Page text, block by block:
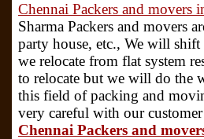
Chennai Packers and movers
Sharma Packers and movers
party house, etc., We will
we relocate from flat system
to relocate but we will do the
this field of packing and
very careful with our
Chennai Packers and